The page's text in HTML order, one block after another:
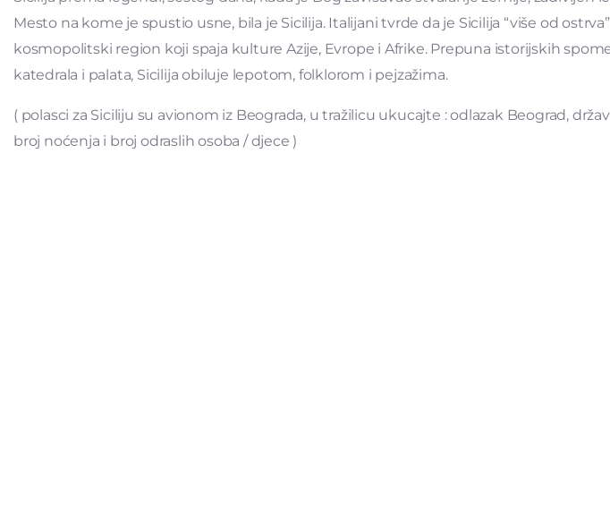
Mesto na kome je spustio usne, bila je Sicilija. Italijani tvrde da je Sicilija “više od
kosmopolitski region koji spaja kulture Azije, Evrope i Afrike. Prepuna istorijskih
katedrala i palata, Sicilija obiluje lepotom, folklorom i pejzažima.
( polasci za Siciliju su avionom iz Beograda, u tražilicu ukucajte : odlazak Beograd,
broj noćenja i broj odraslih osoba / djece )